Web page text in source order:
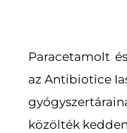
Paracetamolt
az Antibiotice
közölték